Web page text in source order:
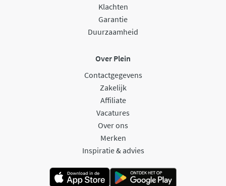
Klachten
Garantie
Duurzaamheid
Over Plein
Contactgegevens
Zakelijk
Affiliate
Vacatures
Over ons
Merken
Inspiratie & advies